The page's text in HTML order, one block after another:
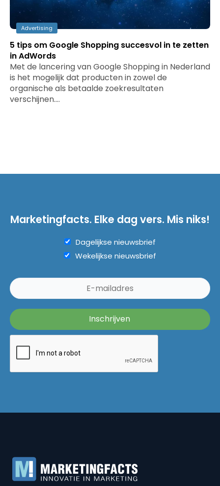
Advertising
5 tips om Google Shopping succesvol in te zetten
in AdWords
Met de lancering van Google Shopping in Nederland
is het mogelijk dat producten in zowel de
organische als betaalde zoekresultaten
verschijnen.…
Marketingfacts. Elke dag vers. Mis niks!
Dagelijkse nieuwsbrief
Wekelijkse nieuwsbrief